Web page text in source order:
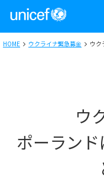
HOME ウクライナ緊急募金 ウク
ウ
ポーラン